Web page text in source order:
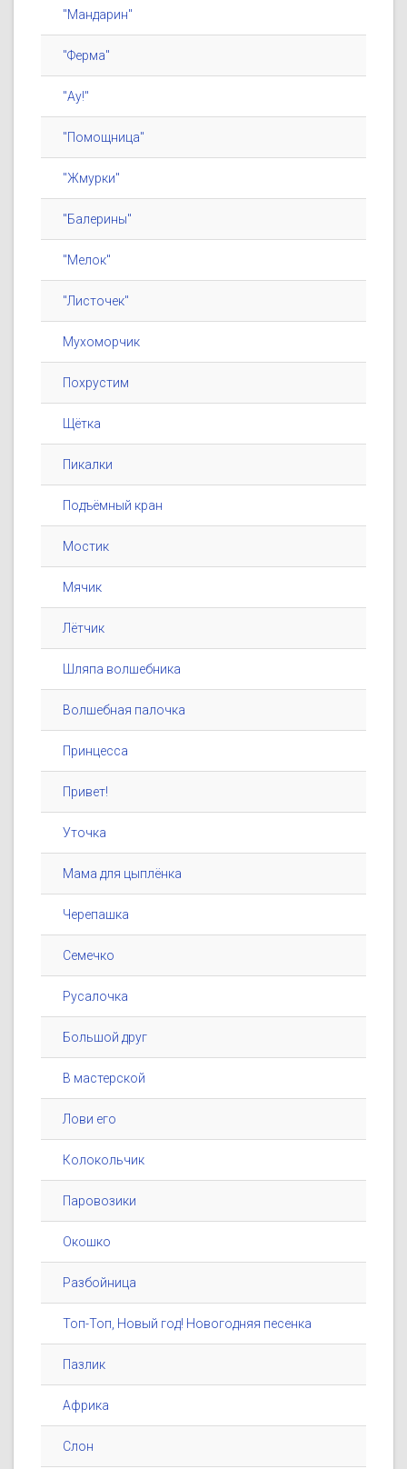
"Мандарин"
"Ферма"
"Ау!"
"Помощница"
"Жмурки"
"Балерины"
"Мелок"
"Листочек"
Мухоморчик
Похрустим
Щётка
Пикалки
Подъёмный кран
Мостик
Мячик
Лётчик
Шляпа волшебника
Волшебная палочка
Принцесса
Привет!
Уточка
Мама для цыплёнка
Черепашка
Семечко
Русалочка
Большой друг
В мастерской
Лови его
Колокольчик
Паровозики
Окошко
Разбойница
Топ-Топ, Новый год! Новогодняя песенка
Пазлик
Африка
Слон